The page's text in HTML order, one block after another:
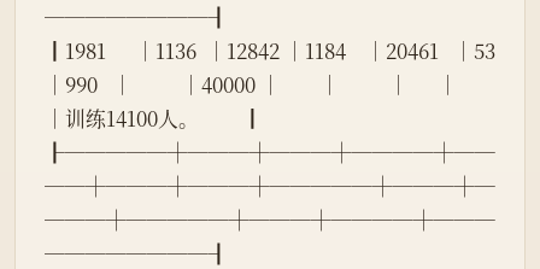
────────┨
┃1981      │1136  │12842 │1184    │20461   │53
│990   │          │40000 │        │          │      │
│训练14100人。         ┃
┠─────┼───┼───┼────┼──
──┼───┼───┼─────┼───┼─
───┼─────┼───┼────┼───
────────┨